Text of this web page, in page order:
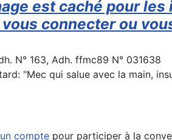
est caché pour les
connecter ou
N° 163, Adh. ffmc89 N° 031638
"Mec qui salue avec la main,
compte pour participer à la